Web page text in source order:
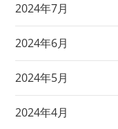
2024年7月
2024年6月
2024年5月
2024年4月